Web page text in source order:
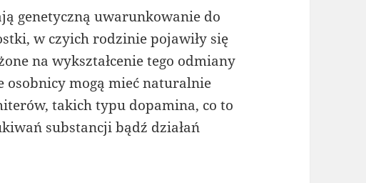
genetyczną uwarunkowanie do
w czyich rodzinie pojawiły się
na wykształcenie tego odmiany
osobnicy mogą mieć naturalnie
takich typu dopamina, co to
substancji bądź działań